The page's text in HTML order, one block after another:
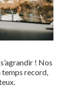
! Nos
record,